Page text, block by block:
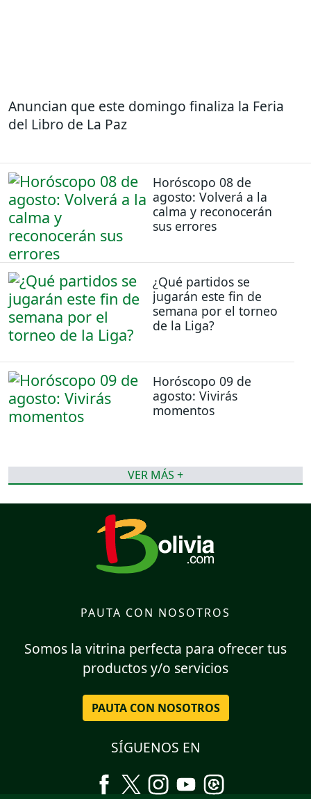
Anuncian que este domingo finaliza la Feria
del Libro de La Paz
Horóscopo 08 de
agosto: Volverá a la
calma y reconocerán
sus errores
¿Qué partidos se
jugarán este fin de
semana por el torneo
de la Liga?
Horóscopo 09 de
agosto: Vivirás
momentos
VER MÁS +
PAUTA CON NOSOTROS
Somos la vitrina perfecta para ofrecer tus
productos y/o servicios
PAUTA CON NOSOTROS
SÍGUENOS EN